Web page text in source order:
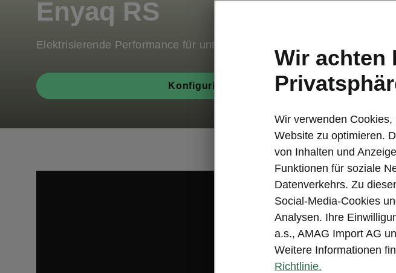
Enyaq RS
Elektrisierende Performance für unterwegs
Konfigurieren
Diese Inhalte werden von einem
Mit dem Aufruf und der Anzeige
Kenntnis, dass
Wir achten
Wir verwenden
Website zu optimieren.
von Inhalten und
Funktionen für soziale
Datenverkehrs. Zu
Social-Media-Cookies
Analysen. Ihre
a.s., AMAG Import AG
Weitere Informationen
Richtlinie.